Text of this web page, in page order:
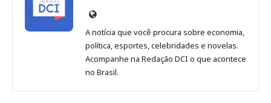
Site
de
Redação
Jornal
DCI
A notícia que você procura sobre economia,
política, esportes, celebridades e novelas.
Acompanhe na Redação DCI o que acontece
no Brasil.